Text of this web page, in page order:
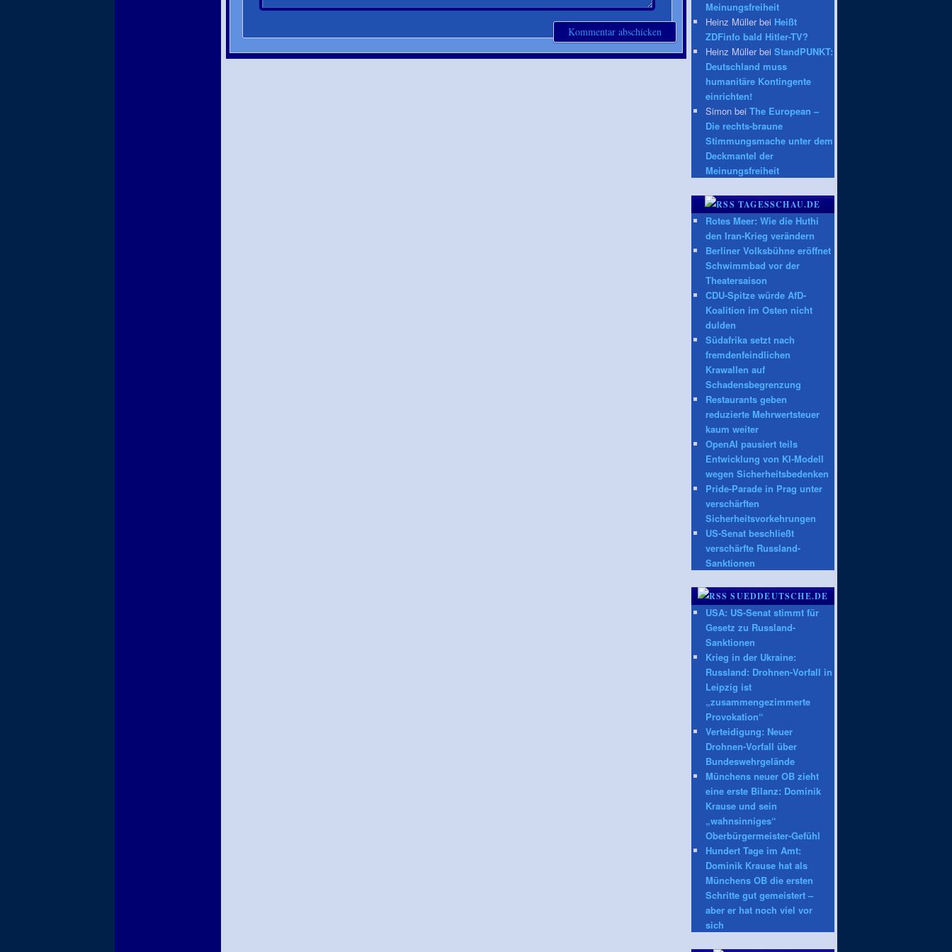
Meinungsfreiheit
Heinz Müller bei Heißt
ZDFinfo bald Hitler-TV?
Heinz Müller bei StandPUNKT:
Deutschland muss
humanitäre Kontingente
einrichten!
Simon bei The European –
Die rechts-braune
Stimmungsmache unter dem
Deckmantel der
Meinungsfreiheit
TAGESSCHAU.DE
Rotes Meer: Wie die Huthi
den Iran-Krieg verändern
Berliner Volksbühne eröffnet
Schwimmbad vor der
Theatersaison
CDU-Spitze würde AfD-
Koalition im Osten nicht
dulden
Südafrika setzt nach
fremdenfeindlichen
Krawallen auf
Schadensbegrenzung
Restaurants geben
reduzierte Mehrwertsteuer
kaum weiter
OpenAI pausiert teils
Entwicklung von KI-Modell
wegen Sicherheitsbedenken
Pride-Parade in Prag unter
verschärften
Sicherheitsvorkehrungen
US-Senat beschließt
verschärfte Russland-
Sanktionen
SUEDDEUTSCHE.DE
USA: US-Senat stimmt für
Gesetz zu Russland-
Sanktionen
Krieg in der Ukraine:
Russland: Drohnen-Vorfall in
Leipzig ist
„zusammengezimmerte
Provokation“
Verteidigung: Neuer
Drohnen-Vorfall über
Bundeswehrgelände
Münchens neuer OB zieht
eine erste Bilanz: Dominik
Krause und sein
„wahnsinniges“
Oberbürgermeister-Gefühl
Hundert Tage im Amt:
Dominik Krause hat als
Münchens OB die ersten
Schritte gut gemeistert –
aber er hat noch viel vor
sich